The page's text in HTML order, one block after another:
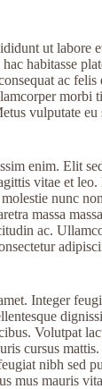
ut labore
habitasse
ac
morbi
vulputate
enim. Elit
vitae et
nunc
massa
ac.
Integer
Volutpat
cursus
nibh sed
mus mauris